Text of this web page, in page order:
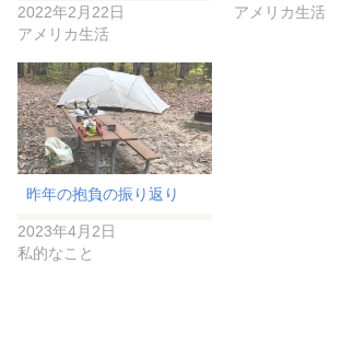
2022年2月22日
アメリカ生活
アメリカ生活
昨年の抱負の振り返り
2023年4月2日
私的なこと